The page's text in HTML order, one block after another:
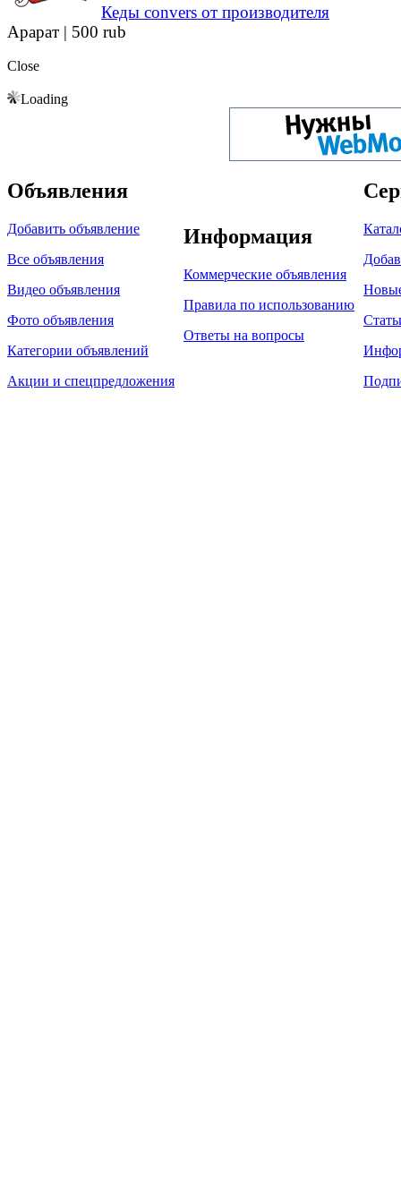
Кеды convers от производителя
Арарат | 500 rub
Close
Loading
Объявления
Добавить объявление
Все объявления
Видео объявления
Фото объявления
Категории объявлений
Акции и спецпредложения
Информация
Коммерческие объявления
Правила по использованию
Ответы на вопросы